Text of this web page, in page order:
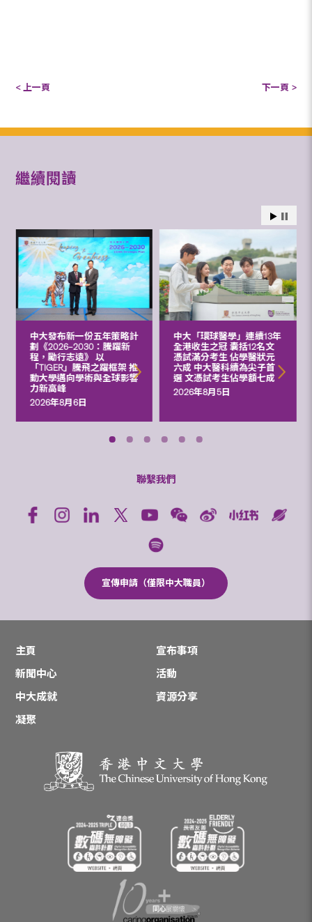
< 上一頁 下一頁 >
繼續閱讀
中大發布新一份五年策略計
劃《2026‒2030：騰躍新
程，勵行志遠》 以
「TIGER」騰飛之躍框架 推
動大學邁向學術與全球影響
力新高峰
2026年8月6日
中大「環球醫學」連續13年
全港收生之冠 囊括12名文
憑試滿分考生 佔學醫狀元
六成 中大醫科續為尖子首
選 文憑試考生佔學額七成
2026年8月5日
聯繫我們
宣傳申請（僅限中大職員）
主頁
宣布事項
新聞中心
活動
中大成就
資源分享
凝聚